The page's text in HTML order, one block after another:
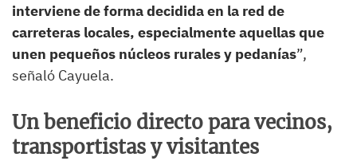
interviene de forma decidida en la red de
carreteras locales, especialmente aquellas que
unen pequeños núcleos rurales y pedanías”,
señaló Cayuela.
Un beneficio directo para vecinos,
transportistas y visitantes